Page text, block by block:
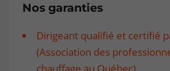
Nos garanties
Dirigeant qualifié et certifié
(Association des